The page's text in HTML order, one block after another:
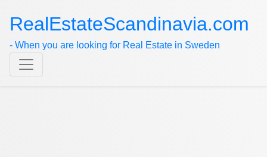
RealEstateScandinavia.com
- When you are looking for Real Estate in Sweden